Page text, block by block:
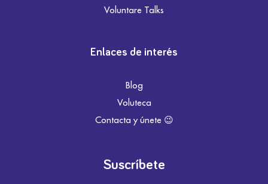
Voluntare Talks
Enlaces de interés
Blog
Voluteca
Contacta y únete 😉
Suscríbete